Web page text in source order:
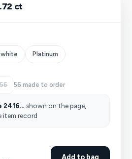
ct
white Platinum
56 56 made to order
2416… shown on the page,
item record